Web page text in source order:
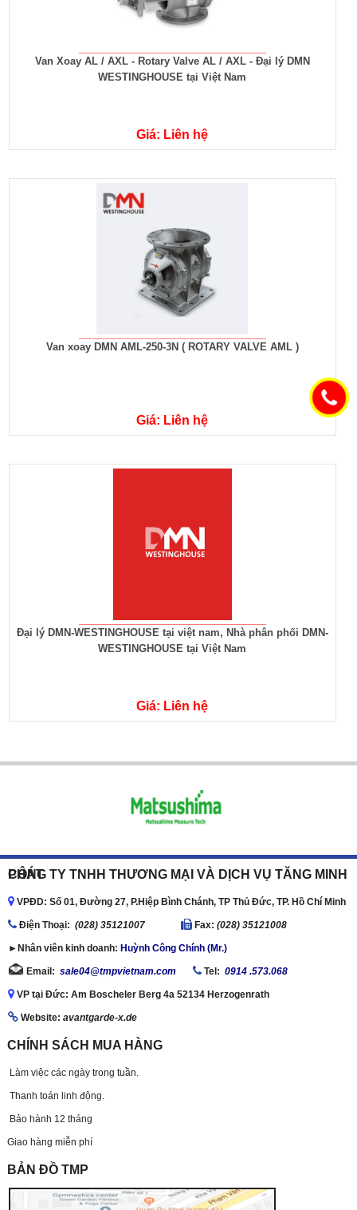
Van Xoay AL / AXL - Rotary Valve AL / AXL - Đại lý DMN
WESTINGHOUSE tại Việt Nam
Giá: Liên hệ
Van xoay DMN AML-250-3N ( ROTARY VALVE AML )
Giá: Liên hệ
Đại lý DMN-WESTINGHOUSE tại việt nam, Nhà phân phối DMN-
WESTINGHOUSE tại Việt Nam
Giá: Liên hệ
CÔNG TY TNHH THƯƠNG MẠI VÀ DỊCH VỤ TĂNG MINH PHÁT
VPĐD: Số 01, Đường 27, P.Hiệp Bình Chánh, TP Thủ Đức, TP. Hồ Chí Minh
Ðiện Thoại: (028) 35121007 Fax: (028) 35121008
►Nhân viên kinh doanh: Huỳnh Công Chính (Mr.)
Email: sale04@tmpvietnam.com Tel: 0914 .573.068
VP tại Đức: Am Boscheler Berg 4a 52134 Herzogenrath
Website: avantgarde-x.de
CHÍNH SÁCH MUA HÀNG
Làm việc các ngày trong tuần.
Thanh toán linh động.
Bảo hành 12 tháng
Giao hàng miễn phí
BẢN ĐỒ TMP